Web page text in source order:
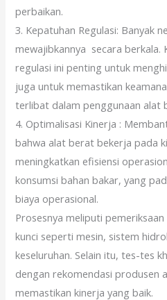
perbaikan.
3. Kepatuhan Regulasi: Banyak
mewajibkannya secara berkala.
regulasi ini penting untuk
juga untuk memastikan
terlibat dalam penggunaan alat
4. Optimalisasi Kinerja :
bahwa alat berat bekerja pada
meningkatkan efisiensi
konsumsi bahan bakar, yang
biaya operasional.
Prosesnya meliputi
kunci seperti mesin, sistem
keseluruhan. Selain itu, tes-tes
dengan rekomendasi produsen
memastikan kinerja yang baik.